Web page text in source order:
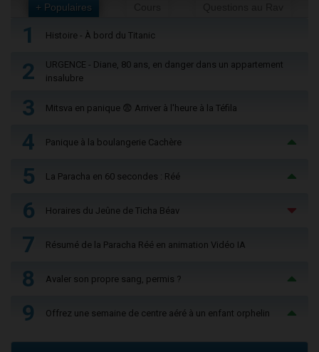
+ Populaires
1 Histoire - À bord du Titanic
2
URGENCE - Diane, 80 ans, en danger dans un appartement
insalubre
3 Mitsva en panique 😨 Arriver à l'heure à la Téfila
4 Panique à la boulangerie Cachère
5 La Paracha en 60 secondes : Réé
6 Horaires du Jeûne de Ticha Béav
7 Résumé de la Paracha Réé en animation Vidéo IA
8 Avaler son propre sang, permis ?
9 Offrez une semaine de centre aéré à un enfant orphelin